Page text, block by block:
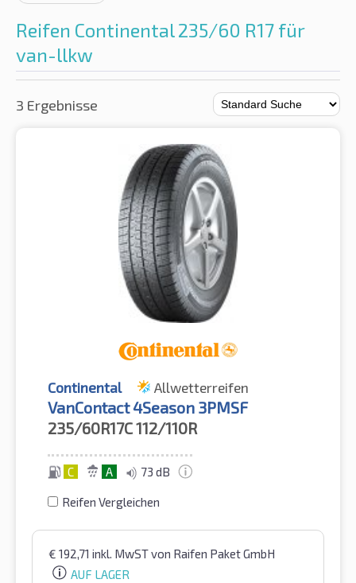
Reifen Continental 235/60 R17 für
van-llkw
3 Ergebnisse
Continental Allwetterreifen
VanContact 4Season 3PMSF
235/60R17C112/110R
C A 73 dB
Reifen Vergleichen
€ 192,71 inkl. MwSTvon Raifen Paket GmbH
AUF LAGER